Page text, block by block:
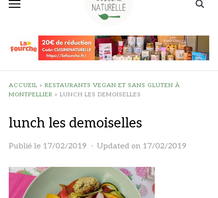
ACCUEIL » RESTAURANTS VEGAN ET SANS GLUTEN À
MONTPELLIER » LUNCH LES DEMOISELLES
lunch les demoiselles
Publié le 17/02/2019 Updated on 17/02/2019